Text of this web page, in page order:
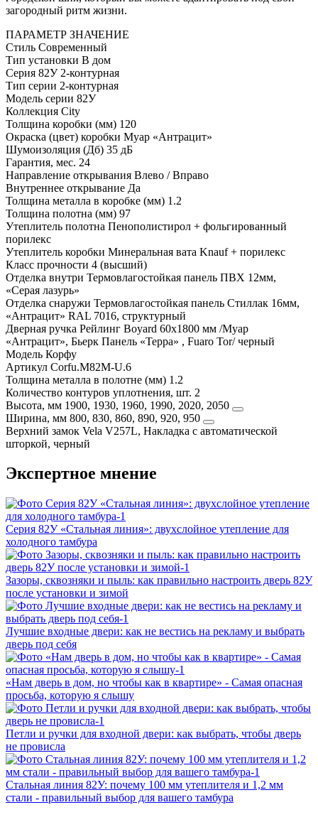
загородный ритм жизни.
ПАРАМЕТР ЗНАЧЕНИЕ
Стиль Современный
Тип установки В дом
Серия 82У 2-контурная
Тип серии 2-контурная
Модель серии 82У
Коллекция City
Толщина коробки (мм) 120
Окраска (цвет) коробки Муар «Антрацит»
Шумоизоляция (Дб) 35 дБ
Гарантия, мес. 24
Направление открывания Влево / Вправо
Внутреннее открывание Да
Толщина металла в коробке (мм) 1.2
Толщина полотна (мм) 97
Утеплитель полотна Пенополистирол + фольгированный
порилекс
Утеплитель коробки Минеральная вата Knauf + порилекс
Класс прочности 4 (высший)
Отделка внутри Термовлагостойкая панель ПВХ 12мм,
«Серая лазурь»
Отделка снаружи Термовлагостойкая панель Стиллак 16мм,
«Антрацит» RAL 7016, структурный
Дверная ручка Рейлинг Boyard 60х1800 мм /Муар
«Антрацит», Бьерк Панель «Терра» , Fuaro Tor/ черный
Модель Корфу
Артикул Corfu.M82M-U.6
Толщина металла в полотне (мм) 1.2
Количество контуров уплотнения, шт. 2
Высота, мм 1900, 1930, 1960, 1990, 2020, 2050
Ширина, мм 800, 830, 860, 890, 920, 950
Верхний замок Vela V257L, Накладка с автоматической
шторкой, черный
Экспертное мнение
Серия 82У «Стальная линия»: двухслойное утепление для
холодного тамбура
Зазоры, сквозняки и пыль: как правильно настроить дверь 82У
после установки и зимой
Лучшие входные двери: как не вестись на рекламу и выбрать
дверь под себя
«Нам дверь в дом, но чтобы как в квартире» - Самая опасная
просьба, которую я слышу
Петли и ручки для входной двери: как выбрать, чтобы дверь
не провисла
Стальная линия 82У: почему 100 мм утеплителя и 1,2 мм
стали - правильный выбор для вашего тамбура